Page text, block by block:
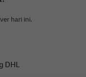
hari ini.
DHL